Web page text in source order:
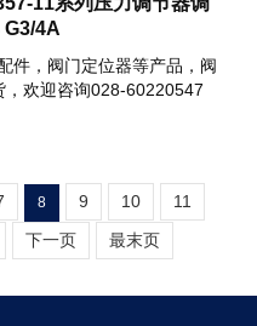
G3/4A
件，阀门定位器等产品，阀
，欢迎咨询028-60220547
8 9 10
11
下一页 最末页